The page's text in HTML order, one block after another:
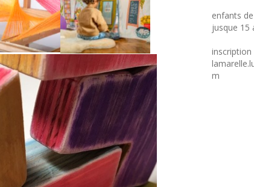
enfants
jusque 15
inscription
m